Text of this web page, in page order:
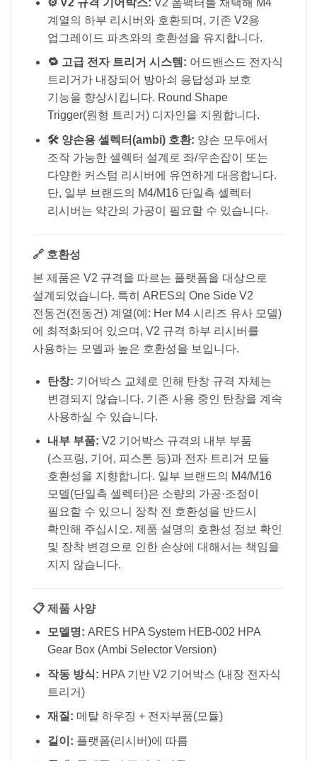
계열의 하부 리시버와 호환되며, 기존 V2용
업그레이드 파츠와의 호환성을 유지합니다.
🔁 고급 전자 트리거 시스템: 어드밴스드 전자식
트리거가 내장되어 방아쇠 응답성과 보호
기능을 향상시킵니다. Round Shape
Trigger(원형 트리거) 디자인을 지원합니다.
🛠️ 양손용 셀렉터(ambi) 호환: 양손 모두에서
조작 가능한 셀렉터 설계로 좌/우손잡이 또는
다양한 커스텀 리시버에 유연하게 대응합니다.
단, 일부 브랜드의 M4/M16 단일측 셀렉터
리시버는 약간의 가공이 필요할 수 있습니다.
🔗 호환성
본 제품은 V2 규격을 따르는 플랫폼을 대상으로
설계되었습니다. 특히 ARES의 One Side V2
전동건(전동건) 계열(예: Her M4 시리즈 유사 모델)
에 최적화되어 있으며, V2 규격 하부 리시버를
사용하는 모델과 높은 호환성을 보입니다.
탄창: 기어박스 교체로 인해 탄창 규격 자체는
변경되지 않습니다. 기존 사용 중인 탄창을 계속
사용하실 수 있습니다.
내부 부품: V2 기어박스 규격의 내부 부품
(스프링, 기어, 피스톤 등)과 전자 트리거 모듈
호환성을 지향합니다. 일부 브랜드의 M4/M16
모델(단일측 셀렉터)은 소량의 가공·조정이
필요할 수 있으니 장착 전 호환성을 반드시
확인해 주십시오. 제품 설명의 호환성 정보 확인
및 장착 변경으로 인한 손상에 대해서는 책임을
지지 않습니다.
📋 제품 사양
모델명: ARES HPA System HEB-002 HPA
Gear Box (Ambi Selector Version)
작동 방식: HPA 기반 V2 기어박스 (내장 전자식
트리거)
재질: 메탈 하우징 + 전자부품(모듈)
길이: 플랫폼(리시버)에 따름